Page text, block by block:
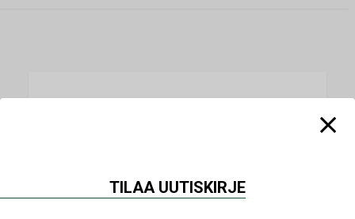
LUETUIMMAT UUTISET
LEHDEN ARTIKKELITTILAA UUTISKIRJE